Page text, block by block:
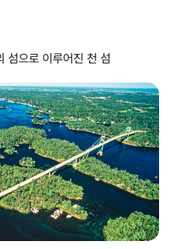
섬으로 이루어진 천 섬